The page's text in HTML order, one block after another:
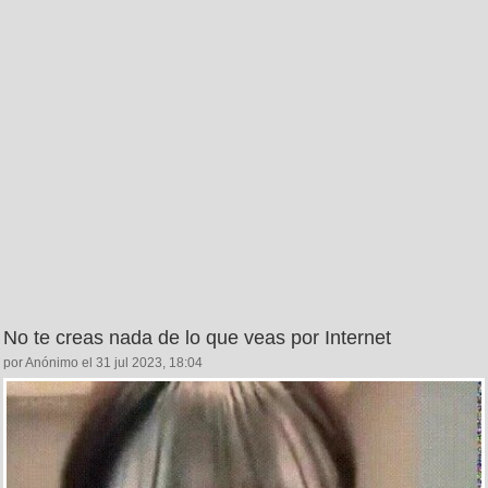
No te creas nada de lo que veas por Internet
por Anónimo el 31 jul 2023, 18:04